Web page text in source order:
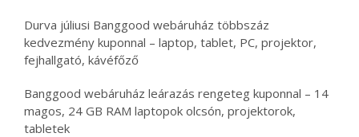
Durva júliusi Banggood webáruház többszáz
kedvezmény kuponnal – laptop, tablet, PC, projektor,
fejhallgató, kávéfőző
Banggood webáruház leárazás rengeteg kuponnal – 14
magos, 24 GB RAM laptopok olcsón, projektorok,
tabletek